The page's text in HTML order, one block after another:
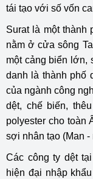
tái tạo với số vốn
Surat là một thành
nằm ở cửa sông
một cảng biển lớn,
danh là thành phố
của ngành công
dệt, chế biến,
polyester cho toàn
sợi nhân tạo (Man -
Các công ty dệt
hiện đại nhập